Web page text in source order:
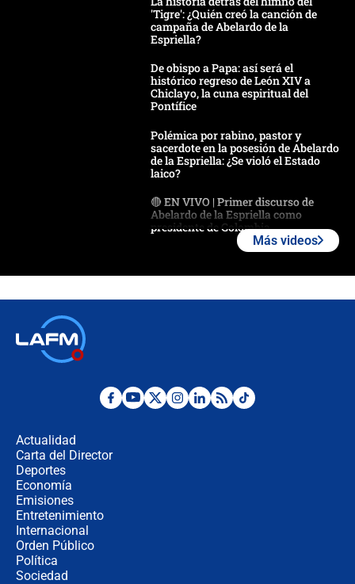
'Tigre': ¿Quién creó la canción de
campaña de Abelardo de la
Espriella?
De obispo a Papa: así será el
histórico regreso de León XIV a
Chiclayo, la cuna espiritual del
Pontífice
Polémica por rabino, pastor y
sacerdote en la posesión de Abelardo
de la Espriella: ¿Se violó el Estado
laico?
🔴 EN VIVO | Primer discurso de
Abelardo de la Espriella como
presidente de Colombia
Desde dermatitis hasta infecciones:
Más videos
Actualidad
Carta del Director
Deportes
Economía
Emisiones
Entretenimiento
Internacional
Orden Público
Política
Sociedad